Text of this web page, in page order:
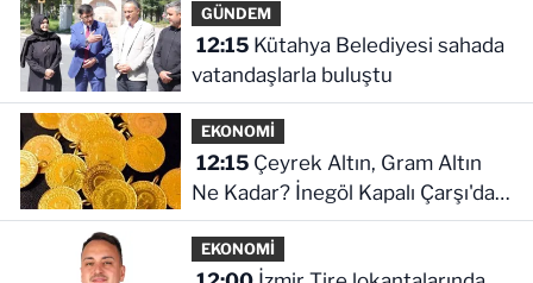
GÜNDEM
12:15Kütahya Belediyesi sahada
vatandaşlarla buluştu
EKONOMİ
12:15Çeyrek Altın, Gram Altın
Ne Kadar? İnegöl Kapalı Çarşı'da
Altın Ne Kadar?
EKONOMİ